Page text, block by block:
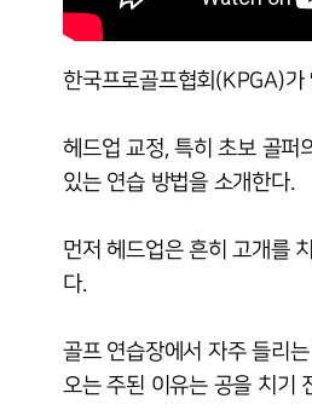
한국프로골프협회(KPGA)가
헤드업 교정, 특히 초보 골퍼
있는 연습 방법을 소개한다.
먼저 헤드업은 흔히 고개를
다.
골프 연습장에서 자주 들리
오는 주된 이유는 공을 치기